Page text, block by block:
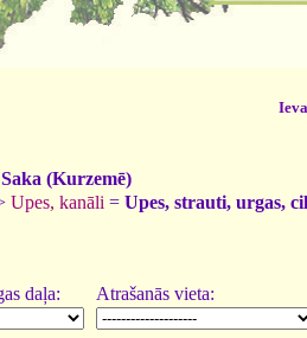
Saka (Kurzemē)
Upes, kanāli = Upes, strauti, urgas,
daļa: Atrašanās vieta: